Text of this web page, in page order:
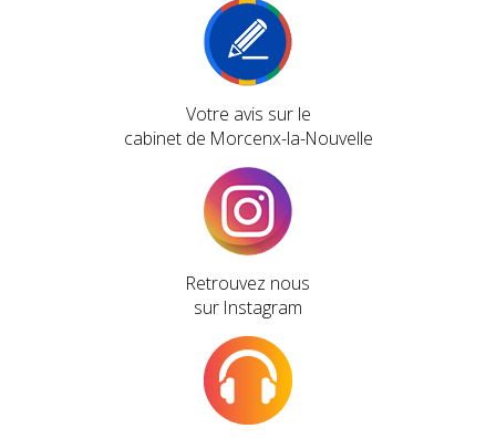
Votre avis sur le
cabinet de Morcenx-la-Nouvelle
Retrouvez nous
sur Instagram